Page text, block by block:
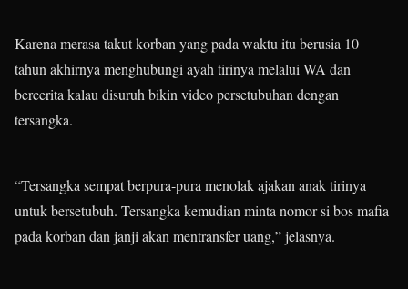
Karena merasa takut korban yang pada waktu itu berusia 10
tahun akhirnya menghubungi ayah tirinya melalui WA dan
bercerita kalau disuruh bikin video persetubuhan dengan
tersangka.
“Tersangka sempat berpura-pura menolak ajakan anak tirinya
untuk bersetubuh. Tersangka kemudian minta nomor si bos mafia
pada korban dan janji akan mentransfer uang,” jelasnya.